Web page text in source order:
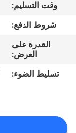
اتصل
أخبار
اقتباس
وقت التسليم:
شروط الدفع:
القدرة على
العرض:
تسليط الضوء: